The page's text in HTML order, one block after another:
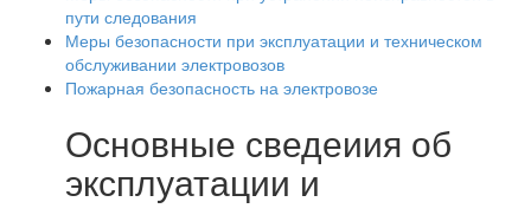
пути следования
Меры безопасности при эксплуатации и техническом
обслуживании электровозов
Пожарная безопасность на электровозе
Основные сведеиия об
эксплуатации и